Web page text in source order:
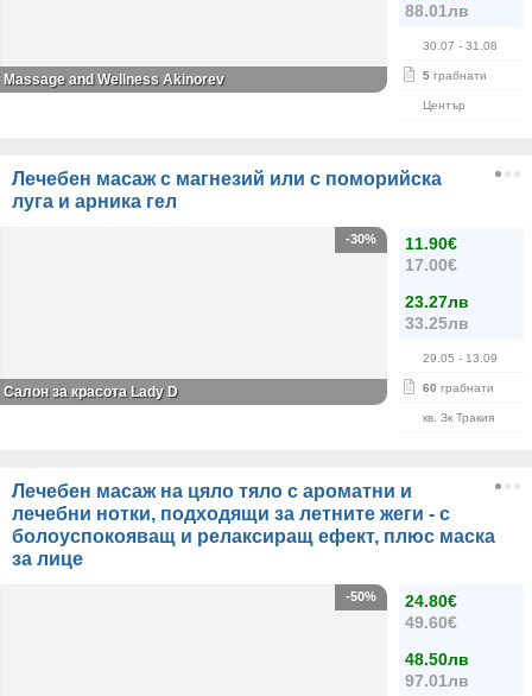
88.01лв
30.07 - 31.08
5 грабнати
Център
Massage and Wellness Akinorev
Лечебен масаж с магнезий или с поморийска
луга и арника гел
11.90€
17.00€
23.27лв
33.25лв
29.05 - 13.09
60 грабнати
кв. Зк Тракия
-30%
Салон за красота Lady D
Лечебен масаж на цяло тяло с ароматни и
лечебни нотки, подходящи за летните жеги - с
болоуспокояващ и релаксиращ ефект, плюс маска
за лице
24.80€
49.60€
48.50лв
97.01лв
-50%